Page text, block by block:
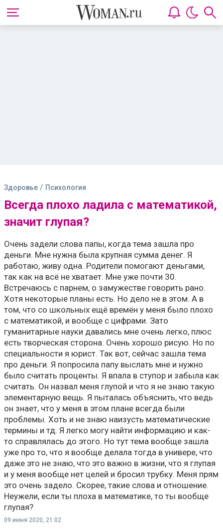
Здоровье / Психология
Всегда плохо ладила с математикой,
значит глупая?
Очень задели слова папы, когда тема зашла про
деньги. Мне нужна была крупная сумма денег. Я
работаю, живу одна. Родители помогают деньгами,
так как на всё не хватает. Мне уже почти 30.
Встречаюсь с парнем, о замужестве говорить рано.
Хотя некоторые планы есть. Но дело не в этом. А в
том, что со школьных ещё времён у меня было плохо
с математикой, и вообще с цифрами. Зато
гуманитарные науки давались мне очень легко, плюс
есть творческая сторона. Очень хорошо рисую. Но по
специальности я юрист. Так вот, сейчас зашла тема
про деньги. Я попросила папу выслать мне и нужно
было считать проценты. Я впала в ступор и забыла как
считать. Он назвал меня глупой и что я не знаю такую
элементарную вещь. Я пыталась объяснить, что ведь
он знает, что у меня в этом плане всегда были
проблемы. Хоть и не знаю наизусть математические
термины и тд. Я легко могу найти информацию и как-
то справлялась до этого. Но тут тема вообще зашла
уже про то, что я вообще делала тогда в универе, что
даже это не знаю, что это важно в жизни, что я глупая
и у меня вообще нет целей и бросил трубку. Меня прям
это очень задело. Скорее, такие слова и отношение.
Неужели, если ты плоха в математике, то ты вообще
глупая?
09 июня 2020, 21:02